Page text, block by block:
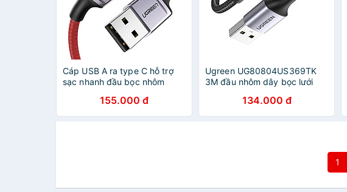
Cáp USB A ra type C hỗ trợ
sạc nhanh đầu bọc nhôm
Ugreen 294TYC70294US
Hàng chính hãng
155.000 đ
Ugreen UG80804US369TK
3M đầu nhôm dây bọc lưới
Đen 2.0 USB A sang B - HÀNG
CHÍNH HÃNG
134.000 đ
1